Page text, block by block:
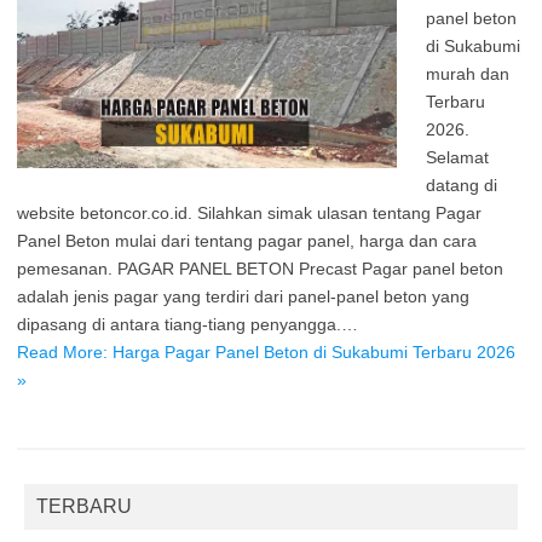
panel beton
di Sukabumi
murah dan
Terbaru
2026.
Selamat
datang di
website betoncor.co.id. Silahkan simak ulasan tentang Pagar
Panel Beton mulai dari tentang pagar panel, harga dan cara
pemesanan. PAGAR PANEL BETON Precast Pagar panel beton
adalah jenis pagar yang terdiri dari panel-panel beton yang
dipasang di antara tiang-tiang penyangga.…
Read More: Harga Pagar Panel Beton di Sukabumi Terbaru 2026
»
TERBARU